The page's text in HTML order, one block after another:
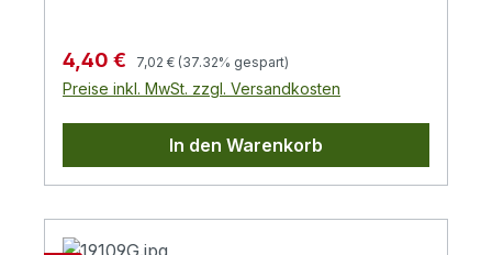
Verkaufspreis:
4,40 € Regulärer Preis:
7,02 € (37.32% gespart)
Preise inkl. MwSt. zzgl. Versandkosten
In den Warenkorb